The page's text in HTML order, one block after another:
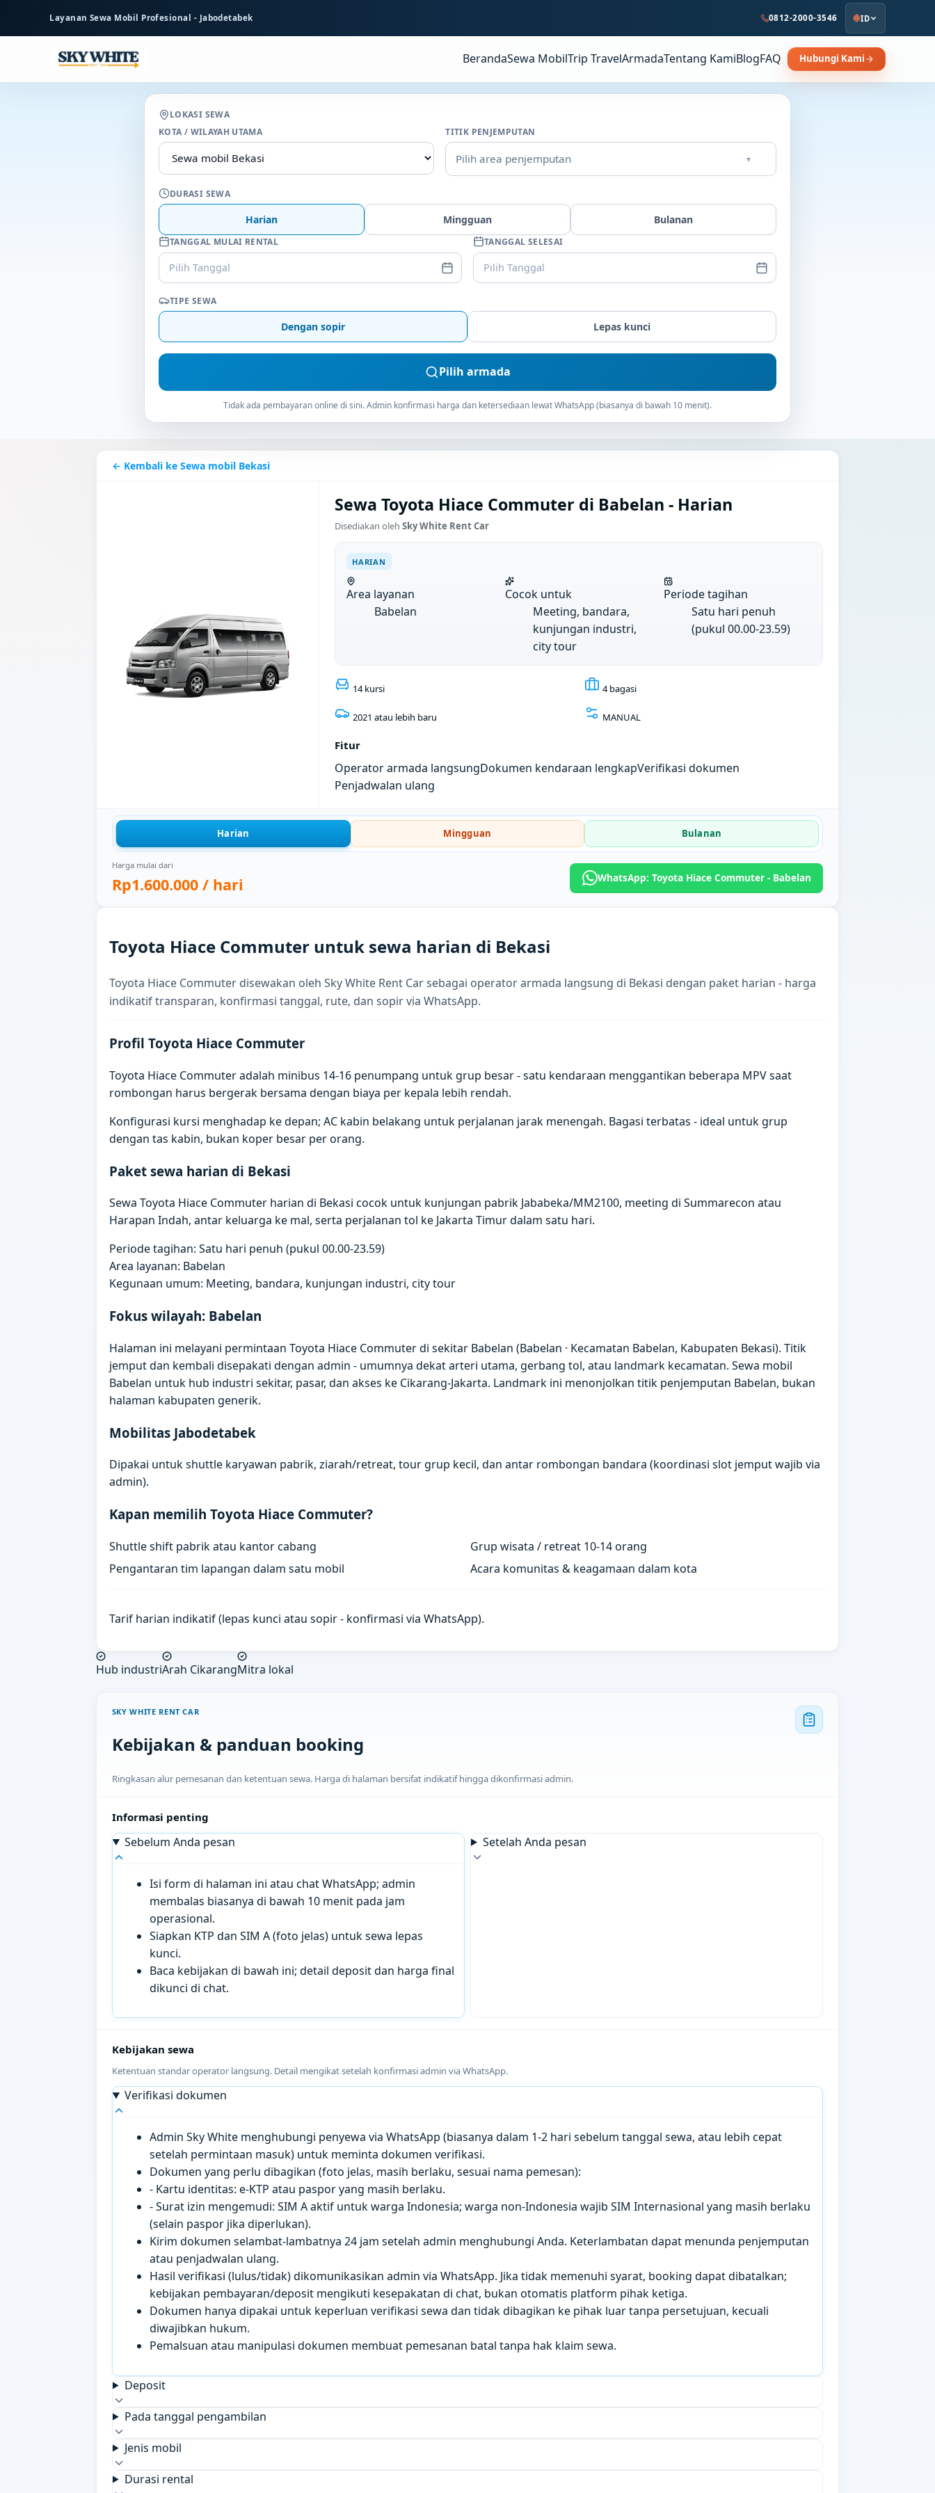
Layanan Sewa Mobil Profesional - Jabodetabek 0812-2000-3546 ID
BerandaSewa MobilTrip TravelArmadaTentang KamiBlogFAQ Hubungi Kami
LOKASI SEWA
KOTA / WILAYAH UTAMA
TITIK PENJEMPUTAN
Pilih area penjemputan ▾
DURASI SEWA
Harian Mingguan Bulanan
TANGGAL MULAI RENTAL
Pilih Tanggal
TANGGAL SELESAI
Pilih Tanggal
TIPE SEWA
Dengan sopir Lepas kunci
Pilih armada
Tidak ada pembayaran online di sini. Admin konfirmasi harga dan ketersediaan lewat WhatsApp (biasanya di bawah 10 menit).
← Kembali ke Sewa mobil Bekasi
Sewa Toyota Hiace Commuter di Babelan - Harian
Disediakan oleh Sky White Rent Car
HARIAN
Area layanan
Babelan
Cocok untuk
Meeting, bandara,
kunjungan industri,
city tour
Periode tagihan
Satu hari penuh
(pukul 00.00-23.59)
14 kursi 4 bagasi
2021 atau lebih baru MANUAL
Fitur
Operator armada langsungDokumen kendaraan lengkapVerifikasi dokumen
Penjadwalan ulang
Harian Mingguan Bulanan
Harga mulai dari
Rp1.600.000 / hari WhatsApp: Toyota Hiace Commuter - Babelan
Toyota Hiace Commuter untuk sewa harian di Bekasi
Toyota Hiace Commuter disewakan oleh Sky White Rent Car sebagai operator armada langsung di Bekasi dengan paket harian - harga
indikatif transparan, konfirmasi tanggal, rute, dan sopir via WhatsApp.
Profil Toyota Hiace Commuter
Toyota Hiace Commuter adalah minibus 14-16 penumpang untuk grup besar - satu kendaraan menggantikan beberapa MPV saat
rombongan harus bergerak bersama dengan biaya per kepala lebih rendah.
Konfigurasi kursi menghadap ke depan; AC kabin belakang untuk perjalanan jarak menengah. Bagasi terbatas - ideal untuk grup
dengan tas kabin, bukan koper besar per orang.
Paket sewa harian di Bekasi
Sewa Toyota Hiace Commuter harian di Bekasi cocok untuk kunjungan pabrik Jababeka/MM2100, meeting di Summarecon atau
Harapan Indah, antar keluarga ke mal, serta perjalanan tol ke Jakarta Timur dalam satu hari.
Periode tagihan: Satu hari penuh (pukul 00.00-23.59)
Area layanan: Babelan
Kegunaan umum: Meeting, bandara, kunjungan industri, city tour
Fokus wilayah: Babelan
Halaman ini melayani permintaan Toyota Hiace Commuter di sekitar Babelan (Babelan · Kecamatan Babelan, Kabupaten Bekasi). Titik
jemput dan kembali disepakati dengan admin - umumnya dekat arteri utama, gerbang tol, atau landmark kecamatan. Sewa mobil
Babelan untuk hub industri sekitar, pasar, dan akses ke Cikarang-Jakarta. Landmark ini menonjolkan titik penjemputan Babelan, bukan
halaman kabupaten generik.
Mobilitas Jabodetabek
Dipakai untuk shuttle karyawan pabrik, ziarah/retreat, tour grup kecil, dan antar rombongan bandara (koordinasi slot jemput wajib via
admin).
Kapan memilih Toyota Hiace Commuter?
Shuttle shift pabrik atau kantor cabang
Grup wisata / retreat 10-14 orang
Pengantaran tim lapangan dalam satu mobil
Acara komunitas & keagamaan dalam kota
Tarif harian indikatif (lepas kunci atau sopir - konfirmasi via WhatsApp).
Hub industriArah CikarangMitra lokal
SKY WHITE RENT CAR
Kebijakan & panduan booking
Ringkasan alur pemesanan dan ketentuan sewa. Harga di halaman bersifat indikatif hingga dikonfirmasi admin.
Informasi penting
Sebelum Anda pesan
Isi form di halaman ini atau chat WhatsApp; admin
membalas biasanya di bawah 10 menit pada jam
operasional.
Siapkan KTP dan SIM A (foto jelas) untuk sewa lepas
kunci.
Baca kebijakan di bawah ini; detail deposit dan harga final
dikunci di chat.
Setelah Anda pesan
Kebijakan sewa
Ketentuan standar operator langsung. Detail mengikat setelah konfirmasi admin via WhatsApp.
Verifikasi dokumen
Admin Sky White menghubungi penyewa via WhatsApp (biasanya dalam 1-2 hari sebelum tanggal sewa, atau lebih cepat
setelah permintaan masuk) untuk meminta dokumen verifikasi.
Dokumen yang perlu dibagikan (foto jelas, masih berlaku, sesuai nama pemesan):
- Kartu identitas: e-KTP atau paspor yang masih berlaku.
- Surat izin mengemudi: SIM A aktif untuk warga Indonesia; warga non-Indonesia wajib SIM Internasional yang masih berlaku
(selain paspor jika diperlukan).
Kirim dokumen selambat-lambatnya 24 jam setelah admin menghubungi Anda. Keterlambatan dapat menunda penjemputan
atau penjadwalan ulang.
Hasil verifikasi (lulus/tidak) dikomunikasikan admin via WhatsApp. Jika tidak memenuhi syarat, booking dapat dibatalkan;
kebijakan pembayaran/deposit mengikuti kesepakatan di chat, bukan otomatis platform pihak ketiga.
Dokumen hanya dipakai untuk keperluan verifikasi sewa dan tidak dibagikan ke pihak luar tanpa persetujuan, kecuali
diwajibkan hukum.
Pemalsuan atau manipulasi dokumen membuat pemesanan batal tanpa hak klaim sewa.
Deposit
Pada tanggal pengambilan
Jenis mobil
Durasi rental